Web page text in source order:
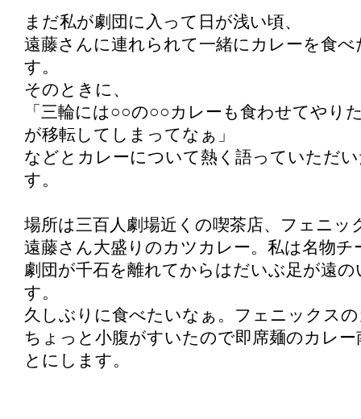
まだ私が劇団に入って日が浅い頃、
遠藤さんに連れられて一緒にカレーを食
す。
そのときに、
「三輪には○○の○○カレーも食わせてやり
が移転してしまってなぁ」
などとカレーについて熱く語っていただ
す。
場所は三百人劇場近くの喫茶店、フェニッ
遠藤さん大盛りのカツカレー。私は名物チ
劇団が千石を離れてからはだいぶ足が遠
す。
久しぶりに食べたいなぁ。フェニックス
ちょっと小腹がすいたので即席麺のカレ
とにします。